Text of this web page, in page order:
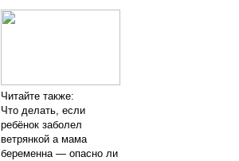
Читайте также:
Что делать, если
ребёнок заболел
ветрянкой а мама
беременна — опасно ли